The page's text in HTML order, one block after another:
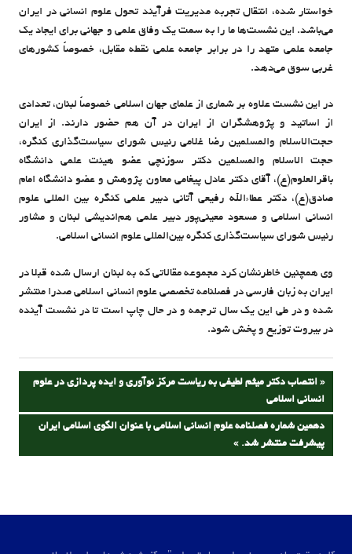
خواستار شده، انتقال تجربه مدیریت فرآیند تحول علوم انسانی در ایران
می‌باشد. این نشست‌ها ما را به سمت یک وفاق علمی و جهانی برای ایجاد یک
جامعه علمی متهد را در برابر جامعه علمی نقطه مقابل، خصوصاً کشورهای
غربی سوق می‌دهد.
در این نشست علاوه بر شماری از علمای جهان اسلامی خصوصاً لبنان، تعدادی
از اساتید و پژوهشگران از ایران در آن هم حضور دارند. از ایران
حجت‌الاسلام والمسلمین رضا غلامی رئیس شورای سیاست‌گذاری کنگره،
حجت الاسلام والمسلمین دکتر سوزنچی عضو هیئت علمی دانشگاه
باقرالعلوم‌(ع)، آقای دکتر عادل پیغامی معاون پژوهش و عضو دانشگاه امام
صادق(ع)، دکتر عطاءالله رفیعی آتانی دبیر علمی کنگره بین المللی علوم
انسانی اسلامی و مسعود معینی‌پور دبیر علمی هم‌اندیشی لبنان و مشاور
رئیس شورای سیاست‌گذاری کنگره بین‌المللی علوم انسانی اسلامی.
وی همچنین خاطرنشان کرد مجموعه مقالاتی که به لبنان ارسال شده قبلا در
ایران به زبان فارسی در فصلنامه تخصصی علوم انسانی اسلامی صدرا منتشر
شده و در طی این یک سال ترجمه و در حال چاپ است تا در نشست آینده
در بیروت توزیع و پخش شود.
راهبری
نوشته
PREVIOUS
POST:
انتصاب دکتر میثم لطیفی به ریاست مرکز نوآوری و ایده پردازی در علوم
انسانی اسلامی
NEXT
POST:
دهمین شماره فصلنامه علوم انسانی اسلامی با عنوان الگوی اسلامی ایران
پیشرفت منتشر شد.